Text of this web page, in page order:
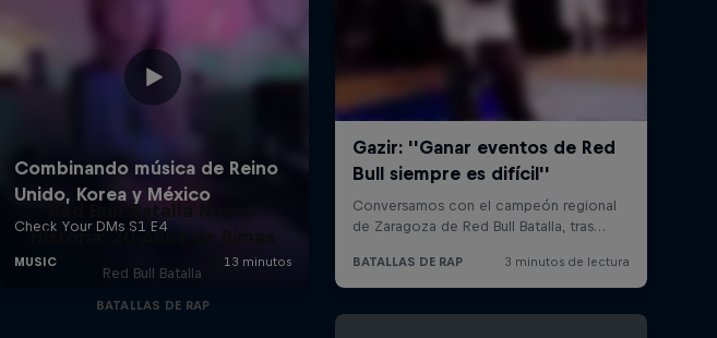
Red Bull Batalla Nueva
Historia: 20 Años de Rimas
Red Bull Batalla
BATALLAS DE RAP